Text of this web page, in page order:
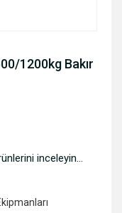
1200kg Bakır
inceleyin...